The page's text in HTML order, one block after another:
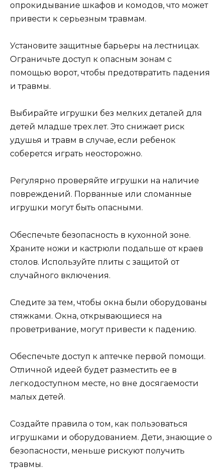
опрокидывание шкафов и комодов, что может
привести к серьезным травмам.
Установите защитные барьеры на лестницах.
Ограничьте доступ к опасным зонам с
помощью ворот, чтобы предотвратить падения
и травмы.
Выбирайте игрушки без мелких деталей для
детей младше трех лет. Это снижает риск
удушья и травм в случае, если ребенок
соберется играть неосторожно.
Регулярно проверяйте игрушки на наличие
повреждений. Порванные или сломанные
игрушки могут быть опасными.
Обеспечьте безопасность в кухонной зоне.
Храните ножи и кастрюли подальше от краев
столов. Используйте плиты с защитой от
случайного включения.
Следите за тем, чтобы окна были оборудованы
стяжками. Окна, открывающиеся на
проветривание, могут привести к падению.
Обеспечьте доступ к аптечке первой помощи.
Отличной идеей будет разместить ее в
легкодоступном месте, но вне досягаемости
малых детей.
Создайте правила о том, как пользоваться
игрушками и оборудованием. Дети, знающие о
безопасности, меньше рискуют получить
травмы.